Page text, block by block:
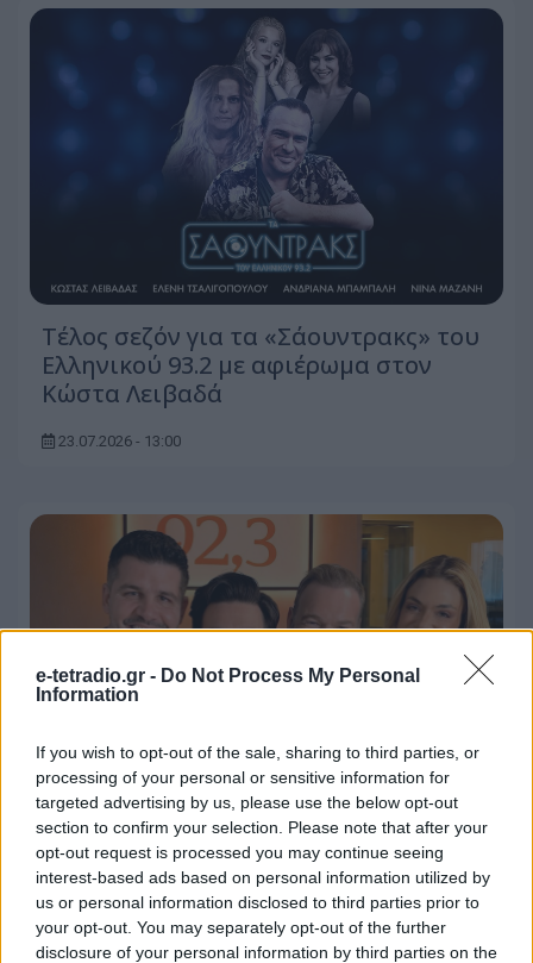
e-tetradio.gr - Do Not Process My Personal
Information
If you wish to opt-out of the sale, sharing to third parties, or
processing of your personal or sensitive information for
targeted advertising by us, please use the below opt-out
section to confirm your selection. Please note that after your
opt-out request is processed you may continue seeing
interest-based ads based on personal information utilized by
us or personal information disclosed to third parties prior to
your opt-out. You may separately opt-out of the further
disclosure of your personal information by third parties on the
Τέλος σεζόν για τα «Σάουντρακς» του
Ελληνικού 93.2 με αφιέρωμα στον
Κώστα Λειβαδά
23.07.2026 - 13:00
Σε πτώση οι περισσότεροι
ραδιοφωνικοί όμιλοι, μεγάλες
κερδισμένες οι Αττικές Εκδόσεις
29.07.2026 - 08:26